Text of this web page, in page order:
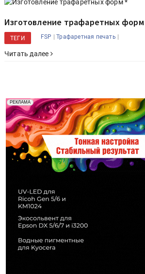
Изготовление трафаретных
ТЕГИ FSP |Трафаретная печать |
Читать далее
РЕКЛАМА
Реклама. Рекламодатель ООО "Передовые Системы
Печати" erid: 2SDnjd2d4Qz